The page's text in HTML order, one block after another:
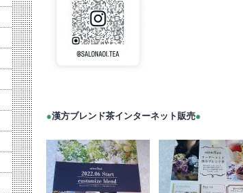
●漢方ブレンド茶インターネット販売●